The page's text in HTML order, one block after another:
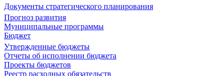
Документы стратегического планирования
Прогноз развития
Муниципальные программы
Бюджет
Утвержденные бюджеты
Отчеты об исполнении бюджета
Проекты бюджетов
Реестр расходных обязательств